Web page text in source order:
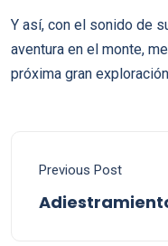
Y así, con el sonido de
aventura en el monte,
próxima gran
Previous Post